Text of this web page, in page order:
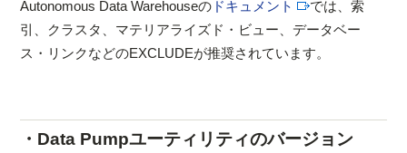
Autonomous Data Warehouseの ドキュメント
では、索
引、クラスタ、マテリアライズド・ビュー、データベー
ス・リンクなどのEXCLUDEが推奨されています。
・Data Pumpユーティリティのバージョン